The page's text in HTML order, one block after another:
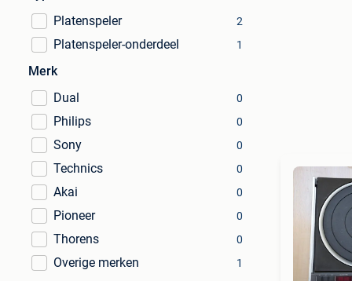
Platenspeler
2
Platenspeler-onderdeel 1
Merk
Dual
0
Philips 0
Sony 0
Technics 0
Akai 0
Pioneer 0
Thorens 0
Overige merken 1